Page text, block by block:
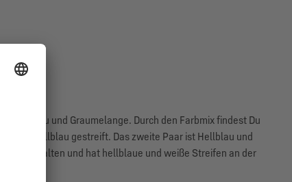
Hellblau und Graumelange. Durch den Farbmix findest Du
und Hellblau gestreift. Das zweite Paar ist Hellblau und
gehalten und hat hellblaue und weiße Streifen an der